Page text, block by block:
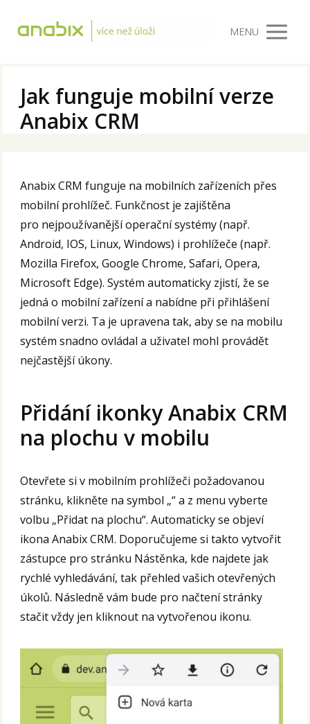
MENU
Jak funguje mobilní verze
Anabix CRM
Anabix CRM funguje na mobilních zařízeních přes
mobilní prohlížeč. Funkčnost je zajištěna
pro nejpoužívanější operační systémy (např.
Android, IOS, Linux, Windows) i prohlížeče (např.
Mozilla Firefox, Google Chrome, Safari, Opera,
Microsoft Edge). Systém automaticky zjistí, že se
jedná o mobilní zařízení a nabídne při přihlášení
mobilní verzi. Ta je upravena tak, aby se na mobilu
systém snadno ovládal a uživatel mohl provádět
nejčastější úkony.
Přidání ikonky Anabix CRM
na plochu v mobilu
Otevřete si v mobilním prohlížeči požadovanou
stránku, klikněte na symbol „“ a z menu vyberte
volbu „Přidat na plochu“. Automaticky se objeví
ikona Anabix CRM. Doporučujeme si takto vytvořit
zástupce pro stránku Nástěnka, kde najdete jak
rychlé vyhledávání, tak přehled vašich otevřených
úkolů. Následně vám bude pro načtení stránky
stačit vždy jen kliknout na vytvořenou ikonu.